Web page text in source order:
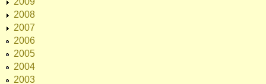
2008
2007
2006
2005
2004
2003